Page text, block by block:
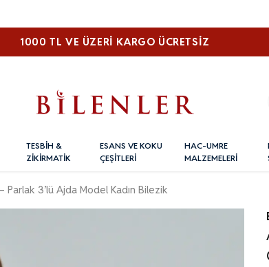
1000 TL VE ÜZERI KARGO ÜCRETSİZ
TESBİH &
ZİKİRMATİK
ESANS VE KOKU
ÇEŞİTLERİ
HAC-UMRE
MALZEMELERİ
3’lü Ajda Model Kadın Bilezik